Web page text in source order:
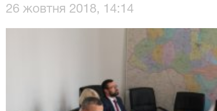
26 жовтня 2018, 14:14